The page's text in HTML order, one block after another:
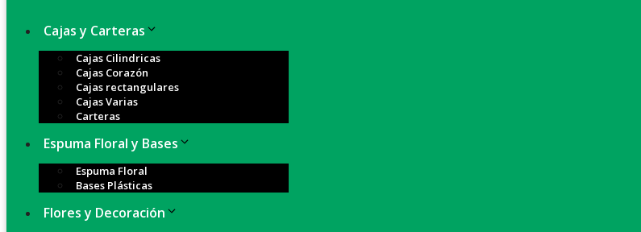
Cajas y Carteras
Cajas Cilindricas
Cajas Corazón
Cajas rectangulares
Cajas Varias
Carteras
Espuma Floral y Bases
Espuma Floral
Bases Plásticas
Flores y Decoración